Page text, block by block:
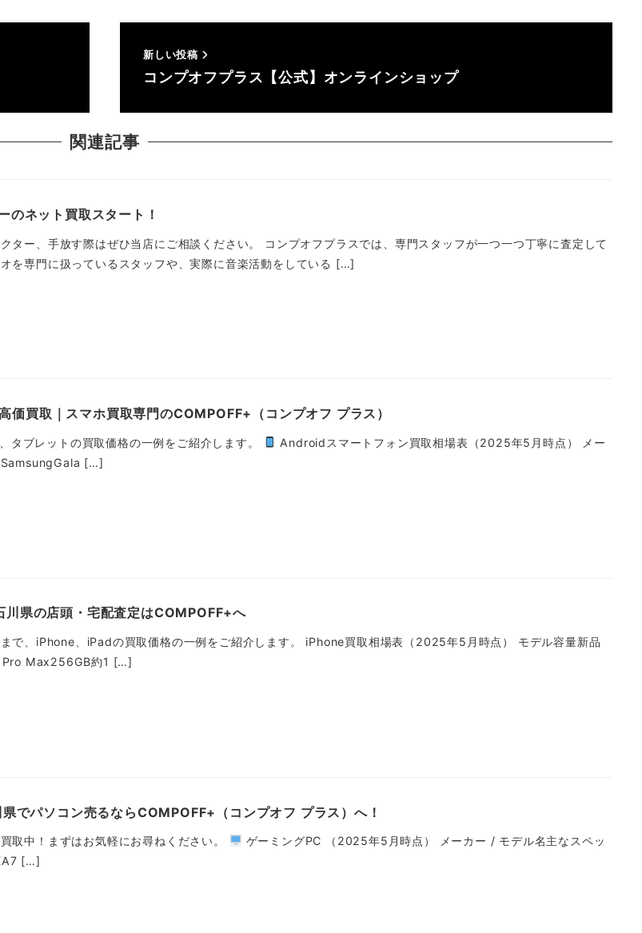
新しい投稿
コンプオフプラス【公式】オンラインショップ
関連記事
のネット買取スタート！
ター、手放す際はぜひ当店にご相談ください。 コンプオフプラスでは、専門スタッフが一つ一つ丁寧に査定して
を専門に扱っているスタッフや、実際に音楽活動をしている […]
買取｜スマホ買取専門のCOMPOFF+（コンプオフ プラス）
タブレットの買取価格の一例をご紹介します。
Androidスマートフォン買取相場表（2025年5月時点） メー
SamsungGala […]
県の店頭・宅配査定はCOMPOFF+へ
で、iPhone、iPadの買取価格の一例をご紹介します。 iPhone買取相場表（2025年5月時点） モデル容量新品
Pro Max256GB約1 […]
でパソコン売るならCOMPOFF+（コンプオフ プラス）へ！
取中！まずはお気軽にお尋ねください。
ゲーミングPC （2025年5月時点） メーカー / モデル名主なスペッ
[…]